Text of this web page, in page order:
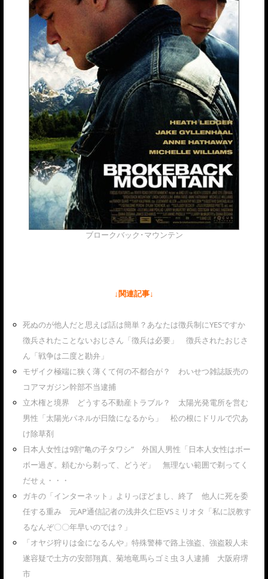
ブロークバック･マウンテン
↓関連記事↓
死ぬのが他人だと思えば話は簡単？あなたは徴兵制にYESですか
徴兵されたことないおじさん「徴兵は必要」 徴兵されたおじさ
ん「戦争は二度と勘弁」
モザイク極端に狭く薄くて何の不都合が？ わいせつ雑誌販売の
コアマガジン幹部不当逮捕
立木権と境界 どうする不動産トラブル？ 太陽光発電所を営む
男性「太陽光パネルが日陰になるから」 松の根にドリルで穴あ
け除草剤
日本人女性は9割”亀の子タワシ” 外国人男性「日本人女性はボー
ボー過ぎ。頼むから剃って、どうぞ」 無理ない範囲で剃ってく
だせぇ・・・
ガキの「インターネット」よりっぽどまし、終了 他人に死を委
任する重み 元AP通信記者の浅井久仁臣VSミリオタ「私に説教す
るなんぞ〇〇年早いのでは？」
「オヤジ狩りは金になるんや」特殊警棒で路上強盗、強盗殺人未
遂容疑で土方の安部翔真、菊地竜馬らゴミ虫３人逮捕 大阪府堺
市